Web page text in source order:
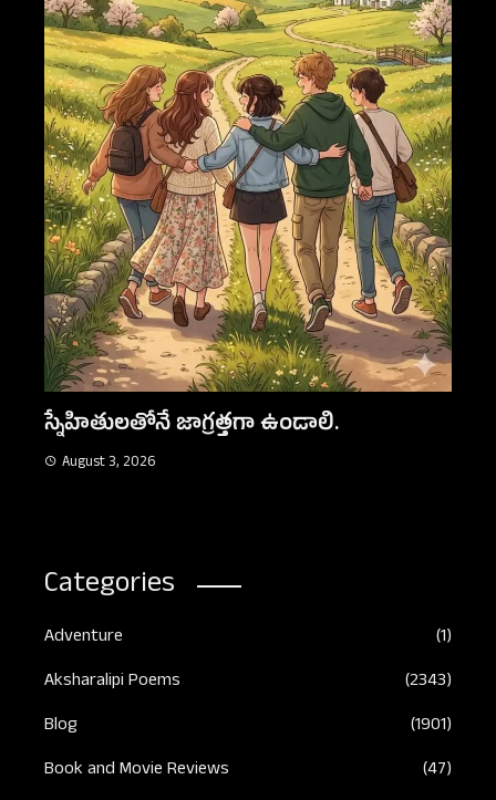
నిజమైన స్నేహం
August 3, 2026
Categories
Adventure
(1)
Aksharalipi Poems
(2343)
Blog
(1901)
Book and Movie Reviews
(47)